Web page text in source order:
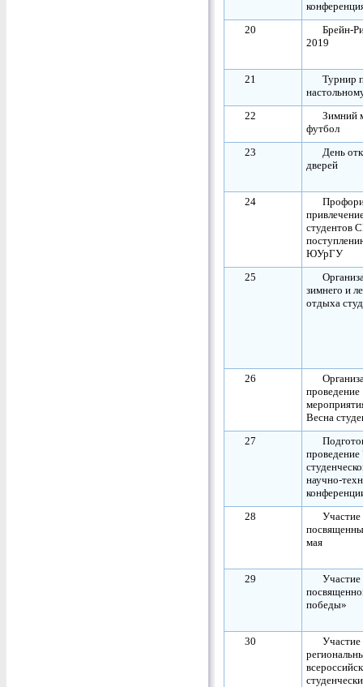
20
Брейн-
2019
21
Турнир
22
Зимний
футбол
23
День
дверей
24
студентов
ЮУрГУ
25
зимнего и
отдыха
26
проведение
Весна
27
проведение
научно-
28
Участие
мая
29
Участие
победы»
30
Участие